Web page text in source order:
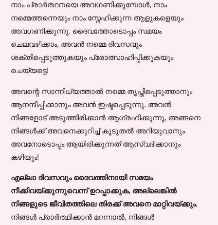
നാം പ്രാർത്ഥനയെ അവഗണിക്കുമ്പോൾ, നാം
നമ്മെത്തന്നെയും നാം സ്നേഹിക്കുന്ന ആളുകളെയും
അവഗണിക്കുന്നു. ദൈവത്തോടൊപ്പം സമയം
ചെലവഴിക്കാം, അവൻ നമ്മെ ദിവസവും
ശക്തിപ്പെടുത്തുകയും പ്രോത്സാഹിപ്പിക്കുകയും
ചെയ്യട്ടെ!
അവന്റെ സാന്നിധ്യത്താൽ നമ്മെ തൃപ്തിപ്പെടുത്താനും
ആനന്ദിപ്പിക്കാനും അവൻ ഇഷ്ടപ്പെടുന്നു. അവൻ
നിങ്ങളോട് അടുത്തിരിക്കാൻ ആഗ്രഹിക്കുന്നു, അങ്ങനെ
നിങ്ങൾക്ക് അവനെക്കുറിച്ച് കൂടുതൽ അറിയുവാനും
അവനോടൊപ്പം ആയിരിക്കുന്നത് ആസ്വദിക്കാനും
കഴിയും!
എല്ലാ ദിവസവും ദൈവത്തിനായി സമയം
നീക്കിവയ്ക്കുന്നുവെന്ന് ഉറപ്പാക്കുക, അല്ലെങ്കിൽ
നിങ്ങളുടെ ജീവിതത്തിലെ തിരക്ക് അവനെ മാറ്റിവയ്ക്കും.
നിങ്ങൾ പ്രാർത്ഥിക്കാൻ മറന്നാൽ, നിങ്ങൾ